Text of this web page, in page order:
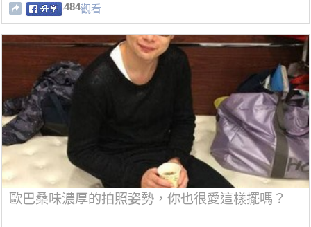
484觀看
歐巴桑味濃厚的拍照姿勢，你也很愛這樣擺嗎？